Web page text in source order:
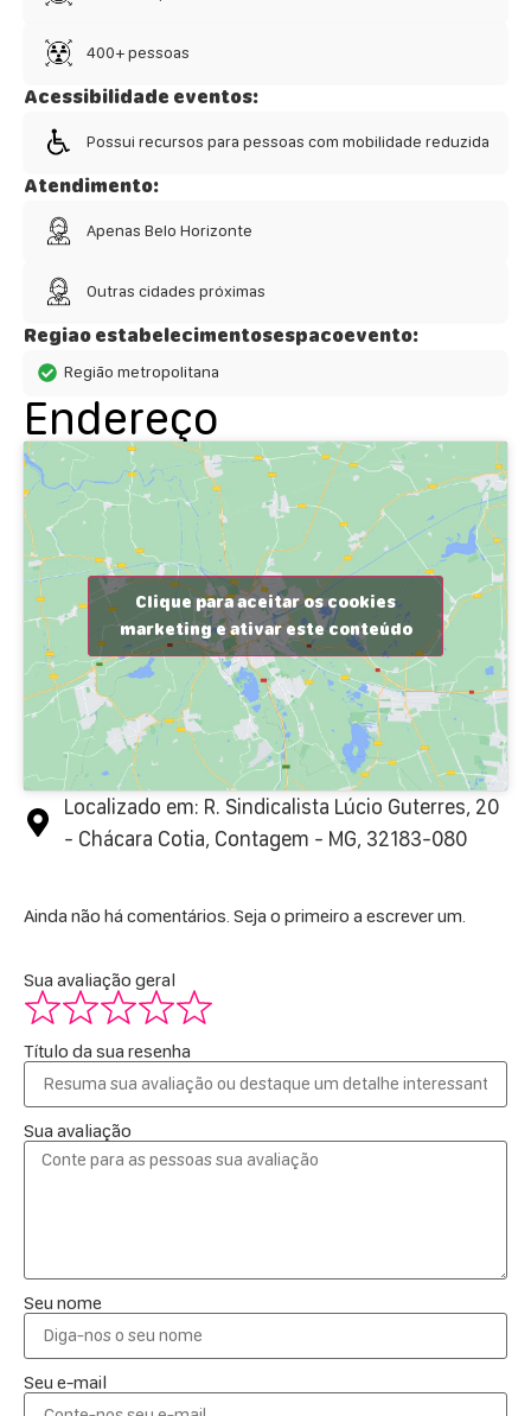
400+ pessoas
Acessibilidade eventos:
Possui recursos para pessoas com mobilidade reduzida
Atendimento:
Apenas Belo Horizonte
Outras cidades próximas
Regiao estabelecimentosespacoevento:
Região metropolitana
Endereço
Clique para aceitar os cookies
marketing e ativar este conteúdo
Localizado em: R. Sindicalista Lúcio Guterres, 20
- Chácara Cotia, Contagem - MG, 32183-080
Ainda não há comentários. Seja o primeiro a escrever um.
Sua avaliação geral
Título da sua resenha
Sua avaliação
Seu nome
Seu e-mail